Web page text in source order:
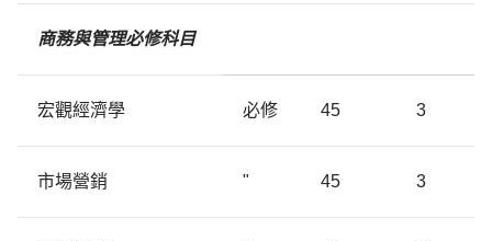
商務與管理必修科目
宏觀經濟學 必修 45 3
市場營銷 " 45 3